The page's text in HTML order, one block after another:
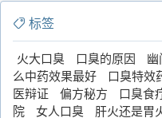
标签
火大口臭 口臭的原因
么中药效果最好
口臭特效
医辩证
偏方秘方 口臭食
院
女人口臭 肝火还是胃